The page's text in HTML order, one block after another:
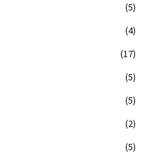
(5)
(4)
(17)
(5)
(5)
(2)
(5)